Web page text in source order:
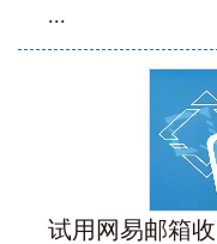
...
试用网易邮箱